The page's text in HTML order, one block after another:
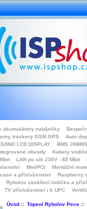
akumulátory nabíječky
trackery GSM GPS
Auto
LCD DISPLAY
BMS
obvody
Kabely
LAN po síti 230V - 85 Mbit
MiniPCI
Montážní
a příslušenství
Raspberry
Rybolov zavážecí lodička a přísl
TV příslušenství i k UPC
Úvod:: Topení Rybolov Pece::